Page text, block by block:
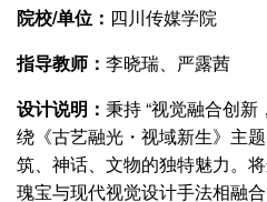
院校/单位： 四川传媒学院
指导教师： 李晓瑞、严露茜
设计说明： 秉持 “视觉融合创
绕《古艺融光・视域新生》主
筑、神话、文物的独特魅力。
瑰宝与现代视觉设计手法相融